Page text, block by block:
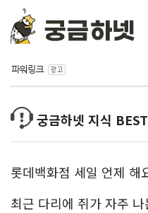
궁금하넷 지식 BEST